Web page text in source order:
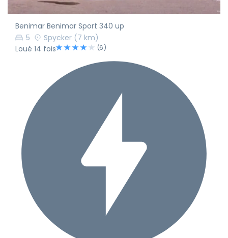
Benimar Benimar Sport 340 up
5
Spycker (7 km)
Loué 14 fois
(6)